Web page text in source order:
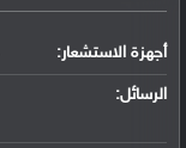
أجهزة الاستشعار:
الرسائل: